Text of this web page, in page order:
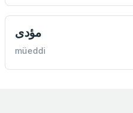
مؤدی
müeddi